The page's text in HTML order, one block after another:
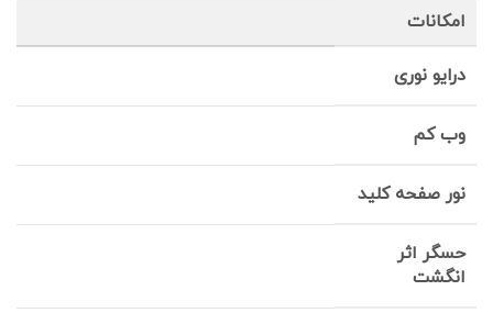
امکانات
درایو نوری
وب کم
نور صفحه کلید
حسگر اثر
انگشت